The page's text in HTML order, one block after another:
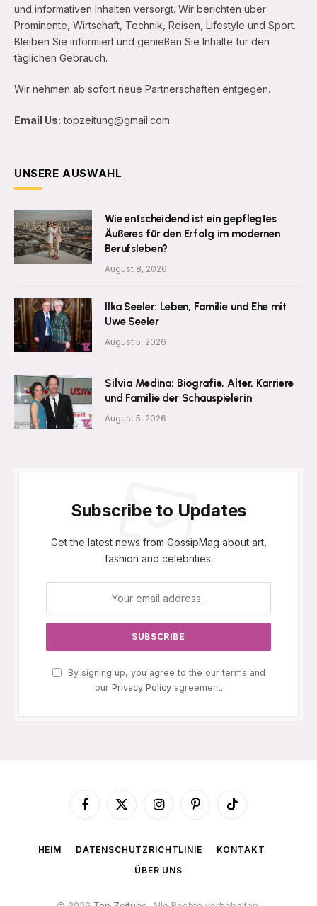
und informativen Inhalten versorgt. Wir berichten über
Prominente, Wirtschaft, Technik, Reisen, Lifestyle und Sport.
Bleiben Sie informiert und genießen Sie Inhalte für den
täglichen Gebrauch.
Wir nehmen ab sofort neue Partnerschaften entgegen.
Email Us: topzeitung@gmail.com
UNSERE AUSWAHL
Wie entscheidend ist ein gepflegtes
Äußeres für den Erfolg im modernen
Berufsleben?
August 8, 2026
Ilka Seeler: Leben, Familie und Ehe mit
Uwe Seeler
August 5, 2026
Silvia Medina: Biografie, Alter, Karriere
und Familie der Schauspielerin
August 5, 2026
Subscribe to Updates
Get the latest news from GossipMag about art,
fashion and celebrities.
By signing up, you agree to the our terms and
our Privacy Policyagreement.
Facebook
X
InstagramPinterestTikTok
HEIM DATENSCHUTZRICHTLINIE
KONTAKT
ÜBER UNS